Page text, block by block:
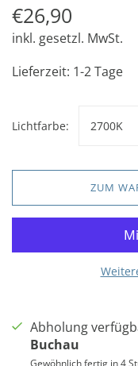
€26,90
inkl. gesetzl. MwSt.
Lieferzeit: 1-2 Tage
Lichtfarbe: 2700K
ZUM
Abholung
Buchau
Gewöhnlich fertig in 4